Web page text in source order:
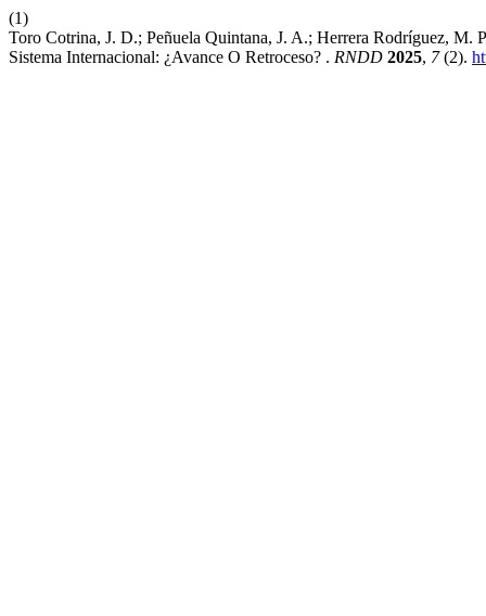
(1)
Toro Cotrina, J. D.; Peñuela Quintana, J. A.; Herrera Rodríguez,
Sistema Internacional: ¿Avance O Retroceso? . RNDD 2025, 7(2).